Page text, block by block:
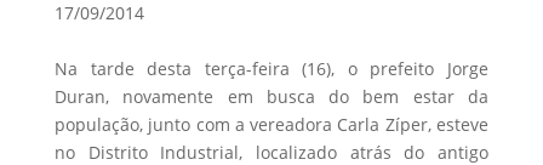
17/09/2014
Na tarde desta terça-feira (16), o prefeito Jorge
Duran, novamente em busca do bem estar da
população, junto com a vereadora Carla Zíper, esteve
no Distrito Industrial, localizado atrás do antigo